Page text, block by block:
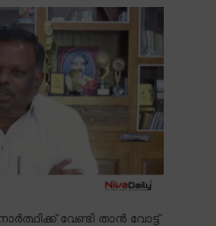
വേണ്ടി താൻ വോട്ട്